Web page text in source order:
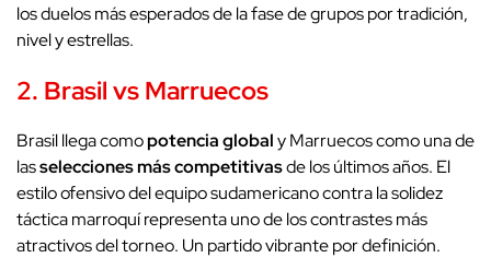
los duelos más esperados de la fase de grupos por tradición,
nivel y estrellas.
2. Brasil vs Marruecos
Brasil llega comopotencia globaly Marruecos como una de
lasselecciones más competitivasde los últimos años. El
estilo ofensivo del equipo sudamericano contra la solidez
táctica marroquí representa uno de los contrastes más
atractivos del torneo. Un partido vibrante por definición.